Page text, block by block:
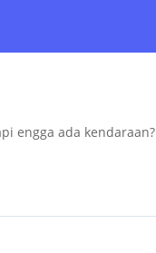
engga ada kendaraan?